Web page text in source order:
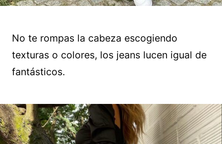
No te rompas la cabeza escogiendo
texturas o colores, los jeans lucen igual de
fantásticos.